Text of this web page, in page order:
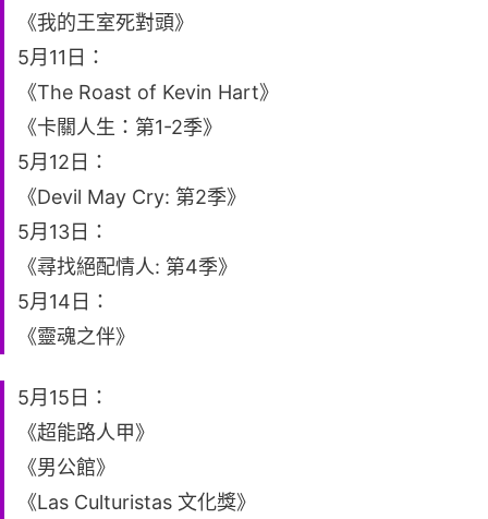
《我的王室死對頭》
5月11日：
《The Roast of Kevin Hart》
《卡關人生：第1-2季》
5月12日：
《Devil May Cry: 第2季》
5月13日：
《尋找絕配情人: 第4季》
5月14日：
《靈魂之伴》
5月15日：
《超能路人甲》
《男公館》
《Las Culturistas 文化獎》